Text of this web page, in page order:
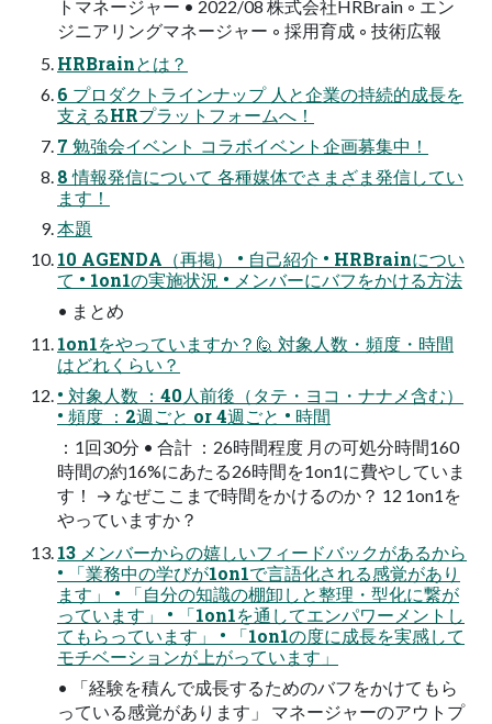
トマネージャー • 2022/08 株式会社HRBrain ◦ エン
ジニアリングマネージャー ◦ 採用育成 ◦ 技術広報
HRBrainとは？
6 プロダクトラインナップ 人と企業の持続的成長を
支えるHRプラットフォームへ！
7 勉強会イベント コラボイベント企画募集中！
8 情報発信について 各種媒体でさまざま発信してい
ます！
本題
10 AGENDA（再掲） • 自己紹介 • HRBrainについ
て • 1on1の実施状況 • メンバーにバフをかける方法
• まとめ
1on1をやっていますか？🙋 対象人数・頻度・時間
はどれくらい？
• 対象人数 ：40人前後（タテ・ヨコ・ナナメ含む）
• 頻度 ：2週ごと or 4週ごと • 時間
：1回30分 • 合計 ：26時間程度 月の可処分時間160
時間の約16%にあたる26時間を1on1に費やしていま
す！ → なぜここまで時間をかけるのか？ 12 1on1を
やっていますか？
13 メンバーからの嬉しいフィードバックがあるから
• 「業務中の学びが1on1で言語化される感覚があり
ます」 • 「自分の知識の棚卸しと整理・型化に繋が
っています」 • 「1on1を通してエンパワーメントし
てもらっています」 • 「1on1の度に成長を実感して
モチベーションが上がっています」
• 「経験を積んで成長するためのバフをかけてもら
っている感覚があります」 マネージャーのアウトプ